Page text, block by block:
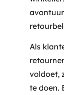
Als
voldoet,
te doen.